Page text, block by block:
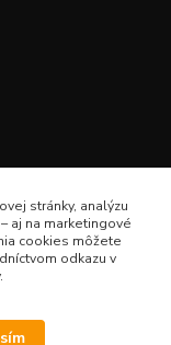
stránky, analýzu
aj na marketingové
cookies môžete
odkazu v